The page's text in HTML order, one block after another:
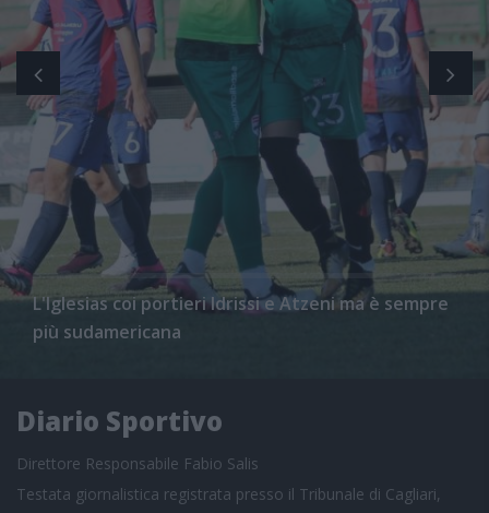
L'Iglesias coi portieri Idrissi e Atzeni ma è sempre
più sudamericana
Diario Sportivo
Direttore Responsabile Fabio Salis
Testata giornalistica registrata presso il Tribunale di Cagliari,